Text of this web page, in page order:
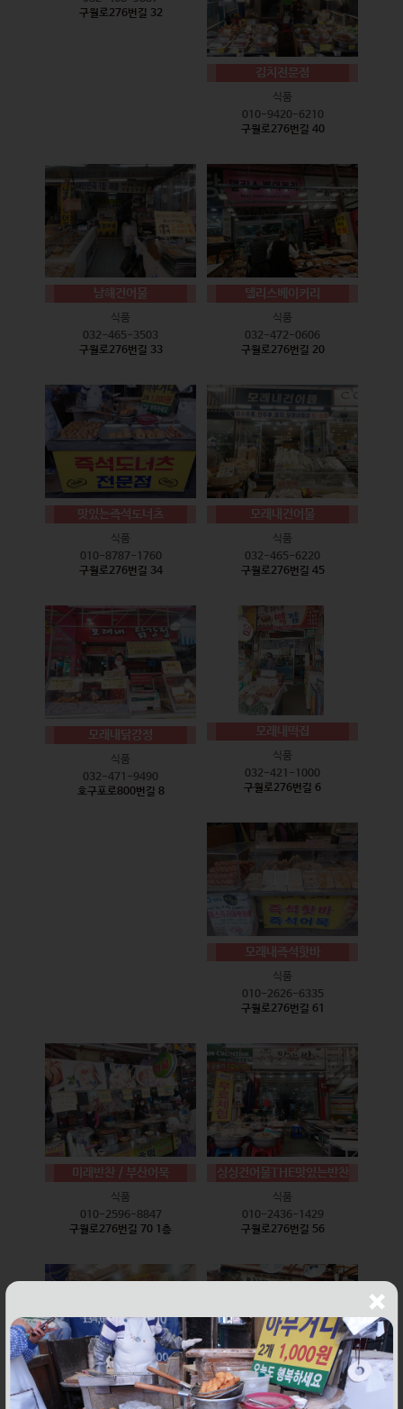
구월로276번길 32
김치전문점
식품
010-9420-6210
구월로276번길 40
남해건어물
식품
032-465-3503
구월로276번길 33
델리스베이커리
식품
032-472-0606
구월로276번길 20
맛있는즉석도너츠
식품
010-8787-1760
구월로276번길 34
모래내건어물
식품
032-465-6220
구월로276번길 45
모래내닭강정
식품
032-471-9490
호구포로800번길 8
모래내떡집
식품
032-421-1000
구월로276번길 6
모래내즉석핫바
식품
010-2626-6335
구월로276번길 61
미래반찬 / 부산어묵
식품
010-2596-8847
구월로276번길 70 1층
싱싱건어물THE맛있는반찬
식품
010-2436-1429
구월로276번길 56
웰빙즉석손두부 윤하네건어물